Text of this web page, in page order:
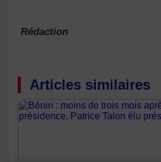
Rédaction
Articles similaires